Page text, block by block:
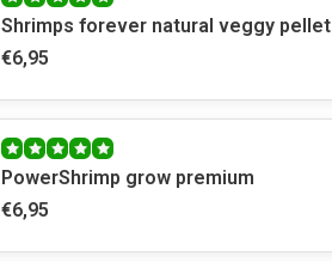
Shrimps forever natural veggy pellet
€6,95
PowerShrimp grow premium
€6,95